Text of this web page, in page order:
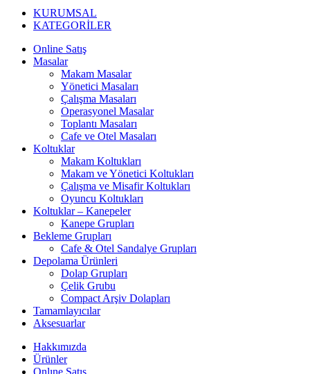
KURUMSAL
KATEGORİLER
Online Satış
Masalar
Makam Masalar
Yönetici Masaları
Çalışma Masaları
Operasyonel Masalar
Toplantı Masaları
Cafe ve Otel Masaları
Koltuklar
Makam Koltukları
Makam ve Yönetici Koltukları
Çalışma ve Misafir Koltukları
Oyuncu Koltukları
Koltuklar – Kanepeler
Kanepe Grupları
Bekleme Grupları
Cafe & Otel Sandalye Grupları
Depolama Ürünleri
Dolap Grupları
Çelik Grubu
Compact Arşiv Dolapları
Tamamlayıcılar
Aksesuarlar
Hakkımızda
Ürünler
Onlıne Satış